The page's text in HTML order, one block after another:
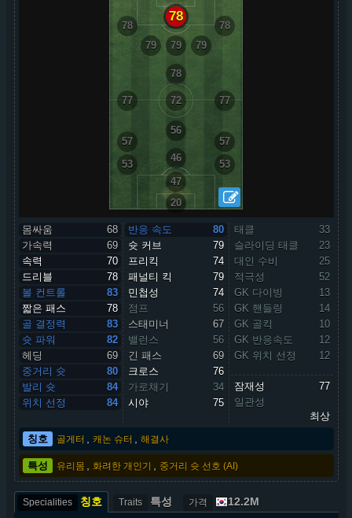
78
78
78
79
79
79
78
77 77
72
56
57
57
53
46
53
47
20
몸싸움
68
가속력
69
속력
70
드리블
78
볼 컨트롤
83
짧은 패스
78
골 결정력
83
슛 파워
82
헤딩
69
중거리 슛
80
발리 슛
84
위치 선정
84
반응 속도
80
슛 커브
79
프리킥
74
패널티 킥
79
민첩성
74
점프
56
스태미너
67
밸런스
56
긴 패스
69
크로스
76
가로채기
34
시야
75
태클
33
슬라이딩 태클
23
대인 수비
25
적극성
52
GK 다이빙
13
GK 핸들링
14
GK 골킥
10
GK 반응속도
12
GK 위치 선정
12
잠재성
77
일관성
최상
칭호 골게터 캐논 슈터 해결사
특성 유리몸 화려한 개인기 중거리 슛 선호 (AI)
Specialities 칭호 Traits 특성 가격 12.2M